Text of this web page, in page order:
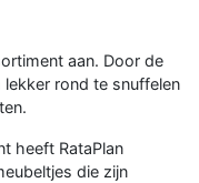
aan. Door de
rond te snuffelen
heeft RataPlan
die zijn